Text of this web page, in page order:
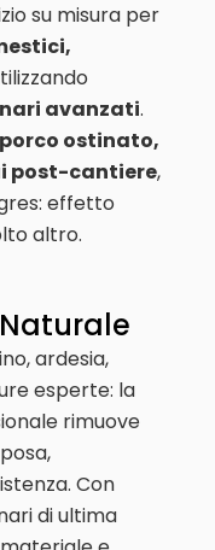
su misura per
avanzati.
ostinato,
post-cantiere,
effetto
altro.
ardesia,
esperte: la
rimuove
Con
di ultima